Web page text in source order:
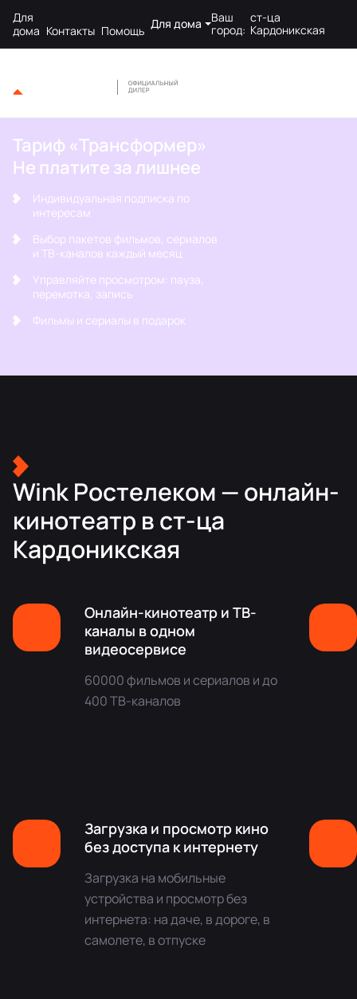
Для
дома Контакты Помощь Для дома
Ваш
город:
ст-ца
Кардоникская
Тариф «Трансформер»
Не платите за лишнее
Индивидуальная подписка по
интересам
Выбор пакетов фильмов, сериалов
и ТВ-каналов каждый месяц
Управляйте просмотром: пауза,
перемотка, запись
Фильмы и сериалы в подарок
Wink Ростелеком — онлайн-
кинотеатр в ст-ца
Кардоникская
Онлайн-кинотеатр и ТВ-
каналы в одном
видеосервисе
60000 фильмов и сериалов и до
400 ТВ-каналов
Загрузка и просмотр кино
без доступа к интернету
Загрузка на мобильные
устройства и просмотр без
интернета: на даче, в дороге, в
самолете, в отпуске